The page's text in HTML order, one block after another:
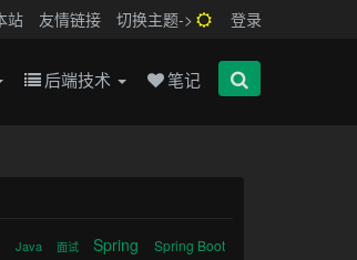
站 友情链接 切换主题-> 登录
后端技术 笔记
Java 面试 Spring Spring Boot